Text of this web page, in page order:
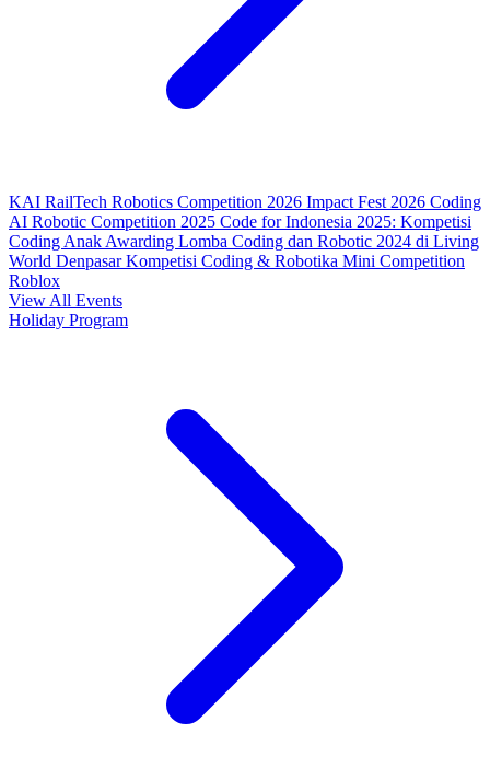
KAI RailTech Robotics Competition 2026 Impact Fest 2026 Coding
AI Robotic Competition 2025 Code for Indonesia 2025: Kompetisi
Coding Anak Awarding Lomba Coding dan Robotic 2024 di Living
World DenpasarKompetisi Coding & Robotika Mini Competition
Roblox
View All Events
Holiday Program